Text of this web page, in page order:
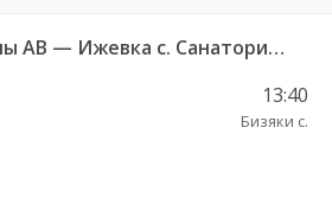
Набережные Челны АВ — Ижевка с. Санаторий Ижминводы 640 РТ
13:40
Бизяки с.